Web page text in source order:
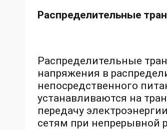
Распределительные
Распределительные
напряжения в
непосредственного
устанавливаются на
передачу
сетям при непрерывной